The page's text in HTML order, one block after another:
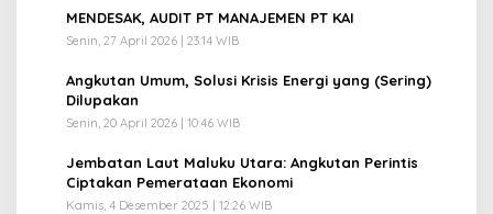
MENDESAK, AUDIT PT MANAJEMEN PT KAI
Senin, 27 April 2026 | 23:14 WIB
Angkutan Umum, Solusi Krisis Energi yang (Sering)
Dilupakan
Senin, 20 April 2026 | 10:46 WIB
Jembatan Laut Maluku Utara: Angkutan Perintis
Ciptakan Pemerataan Ekonomi
Kamis, 4 Desember 2025 | 12:26 WIB